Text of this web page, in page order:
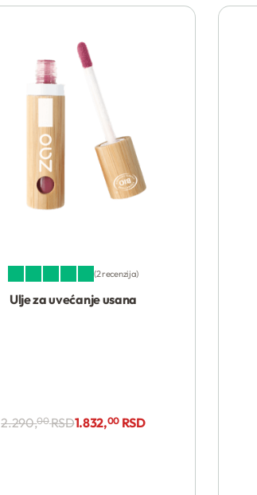
2 recenzija
Ulje za uvećanje usana
2.290,00RSD1.832,00 RSD